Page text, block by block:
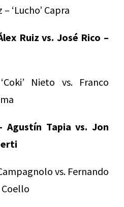
‘Lucho’ Capra
Ruiz vs. José Rico –
Nieto vs. Franco
Agustín Tapia vs. Jon
vs. Fernando